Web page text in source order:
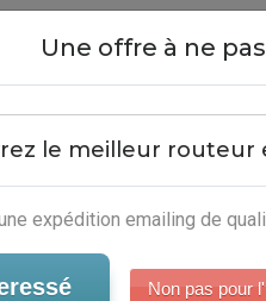
- Plateforme
2.0
Close
Une offre à ne
le meilleur routeur
expédition emailing de
Non pas pour